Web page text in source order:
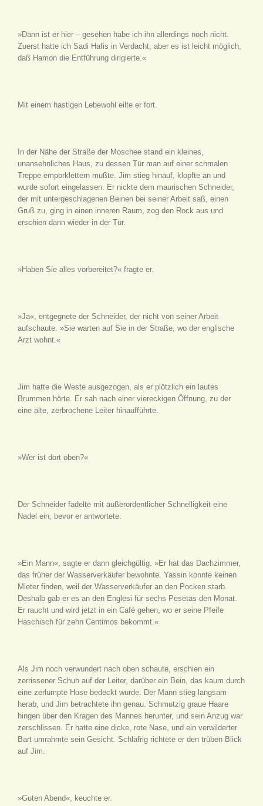
»Dann ist er hier – gesehen habe ich ihn allerdings noch nicht.
Zuerst hatte ich Sadi Hafis in Verdacht, aber es ist leicht möglich,
daß Hamon die Entführung dirigierte.«
Mit einem hastigen Lebewohl eilte er fort.
In der Nähe der Straße der Moschee stand ein kleines,
unansehnliches Haus, zu dessen Tür man auf einer schmalen
Treppe emporklettern mußte. Jim stieg hinauf, klopfte an und
wurde sofort eingelassen. Er nickte dem maurischen Schneider,
der mit untergeschlagenen Beinen bei seiner Arbeit saß, einen
Gruß zu, ging in einen inneren Raum, zog den Rock aus und
erschien dann wieder in der Tür.
»Haben Sie alles vorbereitet?« fragte er.
»Ja«, entgegnete der Schneider, der nicht von seiner Arbeit
aufschaute. »Sie warten auf Sie in der Straße, wo der englische
Arzt wohnt.«
Jim hatte die Weste ausgezogen, als er plötzlich ein lautes
Brummen hörte. Er sah nach einer viereckigen Öffnung, zu der
eine alte, zerbrochene Leiter hinaufführte.
»Wer ist dort oben?«
Der Schneider fädelte mit außerordentlicher Schnelligkeit eine
Nadel ein, bevor er antwortete.
»Ein Mann«, sagte er dann gleichgültig. »Er hat das Dachzimmer,
das früher der Wasserverkäufer bewohnte. Yassin konnte keinen
Mieter finden, weil der Wasserverkäufer an den Pocken starb.
Deshalb gab er es an den Englesi für sechs Pesetas den Monat.
Er raucht und wird jetzt in ein Café gehen, wo er seine Pfeife
Haschisch für zehn Centimos bekommt.«
Als Jim noch verwundert nach oben schaute, erschien ein
zerrissener Schuh auf der Leiter, darüber ein Bein, das kaum durch
eine zerlumpte Hose bedeckt wurde. Der Mann stieg langsam
herab, und Jim betrachtete ihn genau. Schmutzig graue Haare
hingen über den Kragen des Mannes herunter, und sein Anzug war
zerschlissen. Er hatte eine dicke, rote Nase, und ein verwilderter
Bart umrahmte sein Gesicht. Schläfrig richtete er den trüben Blick
auf Jim.
»Guten Abend«, keuchte er.